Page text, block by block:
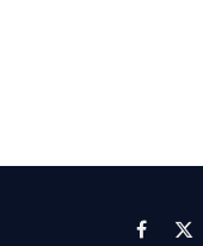
Facebook
X